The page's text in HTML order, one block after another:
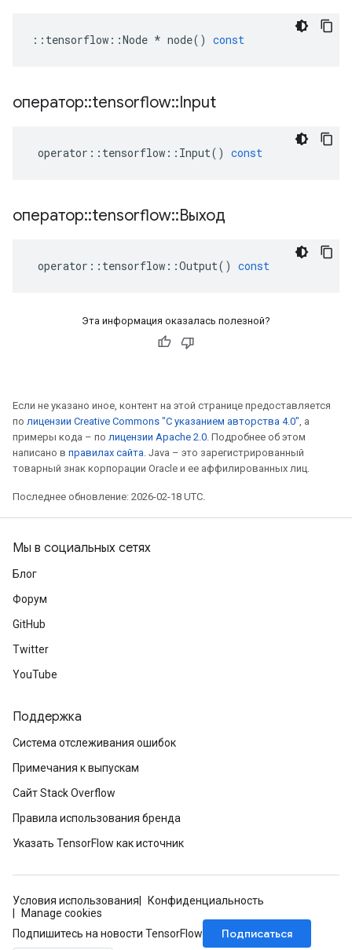
:: tensorflow ::Node * node() const
оператор::tensorflow::Input
operator :: tensorflow :: Input() const
оператор::tensorflow::Выход
operator :: tensorflow ::Output() const
Эта информация оказалась полезной?
Если не указано иное, контент на этой странице предоставляется
по лицензии Creative Commons "С указанием авторства 4.0", а
примеры кода – по лицензии Apache 2.0. Подробнее об этом
написано в правилах сайта. Java – это зарегистрированный
товарный знак корпорации Oracle и ее аффилированных лиц.
Последнее обновление: 2026-02-18 UTC.
Мы в социальных сетях
Блог
Форум
GitHub
Twitter
YouTube
Поддержка
Система отслеживания ошибок
Примечания к выпускам
Сайт Stack Overflow
Правила использования бренда
Указать TensorFlow как источник
Условия использования
Конфиденциальность
Manage cookies
Подпишитесь на новости TensorFlow
Подписаться